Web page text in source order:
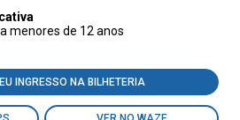
menores de 12 anos
INGRESSO NA BILHETERIA